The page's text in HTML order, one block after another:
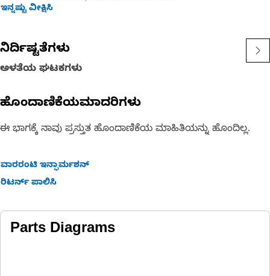
ಇನ್ನಷ್ಟು ವೀಕ್ಷಿಸಿ
ನಿರ್ದಿಷ್ಟತೆಗಳು
ಅಳತೆಯ ಘಟಕಗಳು
ಹೊಂದಾಣಿಕೆಯಮಾದರಿಗಳು
ಈ ಭಾಗಕ್ಕೆ ನಾವು ಪ್ರಸ್ತುತ ಹೊಂದಾಣಿಕೆಯ ಮಾಹಿತಿಯನ್ನು ಹೊಂದಿಲ್ಲ.
ವಾರರಂಟಿ ಇನ್ಫಾರ್ಮಶನ್
ರಿಟರ್ನ್ ಪಾಲಿಸಿ
Parts Diagrams